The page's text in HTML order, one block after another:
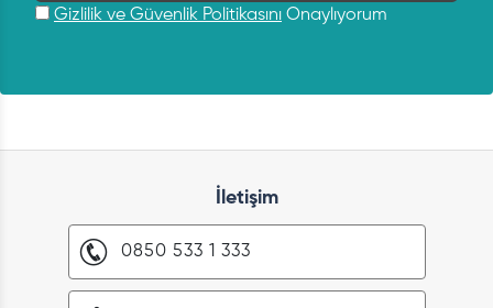
Gizlilik ve Güvenlik Politikasını Onaylıyorum
İletişim
0850 533 1 333